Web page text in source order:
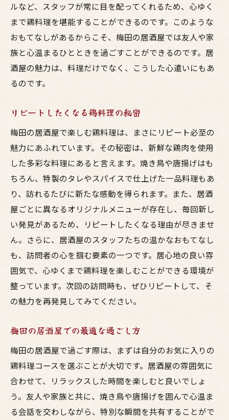
ルなど、スタッフが常に目を配ってくれるため、心ゆく
まで鶏料理を堪能することができるのです。このような
おもてなしがあるからこそ、梅田の居酒屋では友人や家
族と心温まるひとときを過ごすことができるのです。居
酒屋の魅力は、料理だけでなく、こうした心遣いにもあ
るのです。
リピートしたくなる鶏料理の秘密
梅田の居酒屋で楽しむ鶏料理は、まさにリピート必至の
魅力にあふれています。その秘密は、新鮮な鶏肉を使用
した多彩な料理にあると言えます。焼き鳥や唐揚げはも
ちろん、特製のタレやスパイスで仕上げた一品料理もあ
り、訪れるたびに新たな感動を得られます。また、居酒
屋ごとに異なるオリジナルメニューが存在し、毎回新し
い発見があるため、リピートしたくなる理由が尽きませ
ん。さらに、居酒屋のスタッフたちの温かなおもてなし
も、訪問者の心を掴む要素の一つです。居心地の良い雰
囲気で、心ゆくまで鶏料理を楽しむことができる環境が
整っています。次回の訪問時も、ぜひリピートして、そ
の魅力を再発見してみてください。
梅田の居酒屋での最適な過ごし方
梅田の居酒屋で過ごす際は、まずは自分のお気に入りの
鶏料理コースを選ぶことが大切です。居酒屋の雰囲気に
合わせて、リラックスした時間を楽しむと良いでしょ
う。友人や家族と共に、焼き鳥や唐揚げを囲んで心温ま
る会話を交わしながら、特別な瞬間を共有することがで